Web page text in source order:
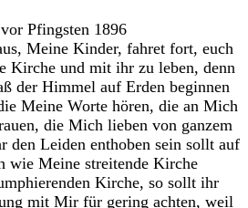
Pfingsten 1896
Meine Kinder, fahret fort, euch
Kirche und mit ihr zu leben, denn
der Himmel auf Erden beginnen
Meine Worte hören, die an Mich
die Mich lieben von ganzem
den Leiden enthoben sein sollt auf
wie Meine streitende Kirche
Kirche, so sollt ihr
mit Mir für gering achten, weil